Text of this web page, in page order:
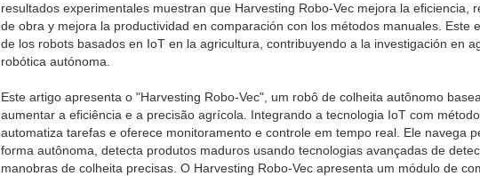
resultados experimentales muestran que Harvesting Robo-Vec mejora la eficiencia,
de obra y mejora la productividad en comparación con los métodos manuales. Este
de los robots basados en IoT en la agricultura, contribuyendo a la investigación en
robótica autónoma.
Este artigo apresenta o "Harvesting Robo-Vec", um robô de colheita autônomo
aumentar a eficiência e a precisão agrícola. Integrando a tecnologia IoT com
automatiza tarefas e oferece monitoramento e controle em tempo real. Ele navega
forma autônoma, detecta produtos maduros usando tecnologias avançadas de
manobras de colheita precisas. O Harvesting Robo-Vec apresenta um módulo de